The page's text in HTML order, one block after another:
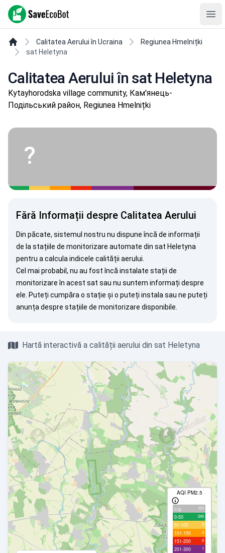
SaveEcoBot
Calitatea Aerului în Ucraina
Regiunea Hmelnițki
sat Heletyna
Calitatea Aerului în sat Heletyna
Kytayhorodska village community, Кам'янець-
Подільський район, Regiunea Hmelnițki
?
Fără Informații despre Calitatea Aerului
Din păcate, sistemul nostru nu dispune încă de informații
de la stațiile de monitorizare automate din sat Heletyna
pentru a calcula indicele calității aerului.
Cel mai probabil, nu au fost încă instalate stații de
monitorizare în acest sat sau nu suntem informați despre
ele. Puteți cumpăra o stație și o puteți instala sau ne puteți
anunța despre stațiile de monitorizare disponibile.
Hartă interactivă a calității aerului din sat Heletyna
AQI PM2.5
с/д 101
0-50 240
51-100 8
101-150 0
151-200 0
201-300 1